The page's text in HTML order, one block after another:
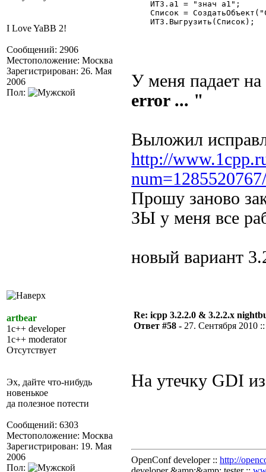
I Love YaBB 2!
Сообщений: 2906
Местоположение: Москва
Зарегистрирован: 26. Мая
2006
Пол:
ИТЗ.а1 = "знач а1";
Список =
ИТЗ.Выгрузить(Список);
У меня падает
error ... "
Выложил
http://
Прошу заново
ЗЫ у меня все
новый вариант
artbear
1c++ developer
1c++ moderator
Отсутствует
Эх, дайте что-нибудь
новенькое
да полезное потести
Сообщений: 6303
Местоположение: Москва
Зарегистрирован: 19. Мая
2006
Пол:
Re: icpp 3.2.2.0 & 3.2.2.x
Ответ #58 - 27. Сентября 2010
На утечку GDI
OpenConf developer :: http://